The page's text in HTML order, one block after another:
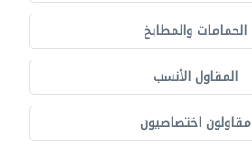
الحمامات والمطابخ
المقاول الأنسب
مقاولون اختصاصيون